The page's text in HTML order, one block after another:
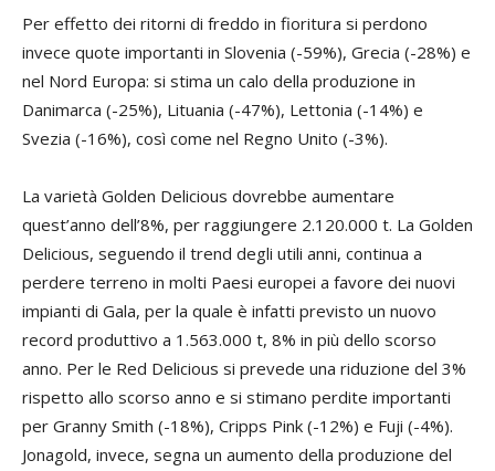
Per effetto dei ritorni di freddo in fioritura si perdono
invece quote importanti in Slovenia (-59%), Grecia (-28%) e
nel Nord Europa: si stima un calo della produzione in
Danimarca (-25%), Lituania (-47%), Lettonia (-14%) e
Svezia (-16%), così come nel Regno Unito (-3%).
La varietà Golden Delicious dovrebbe aumentare
quest’anno dell’8%, per raggiungere 2.120.000 t. La Golden
Delicious, seguendo il trend degli utili anni, continua a
perdere terreno in molti Paesi europei a favore dei nuovi
impianti di Gala, per la quale è infatti previsto un nuovo
record produttivo a 1.563.000 t, 8% in più dello scorso
anno. Per le Red Delicious si prevede una riduzione del 3%
rispetto allo scorso anno e si stimano perdite importanti
per Granny Smith (-18%), Cripps Pink (-12%) e Fuji (-4%).
Jonagold, invece, segna un aumento della produzione del